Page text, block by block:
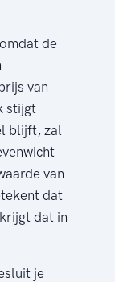
de
van
stijgt
blijft, zal
van
dat
dat in
je